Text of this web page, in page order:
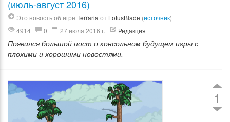
(июль-август 2016)
Это новость об игре Terraria от LotusBlade (источник)
4914
0 27 июля 2016 г. Редакция
Появился большой пост о консольном будущем игры с
плохими и хорошими новостями.
1